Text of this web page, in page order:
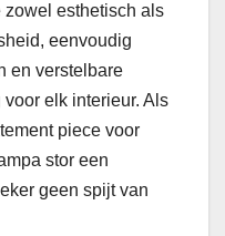
zowel esthetisch als
eenvoudig
en verstelbare
elk interieur. Als
piece voor
stor een
geen spijt van